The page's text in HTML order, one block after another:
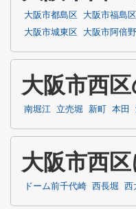
大阪市都島区 大阪市福島区
大阪市城東区
大阪市阿倍
大阪市西
南堀江 立売堀 新町 本田
大阪市西
ドーム前千代崎 西長堀 西